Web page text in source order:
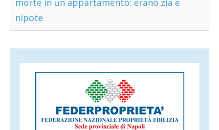
morte in un appartamento: erano zia e
nipote